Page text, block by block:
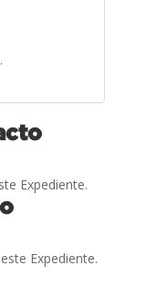
Expediente.
Expediente.